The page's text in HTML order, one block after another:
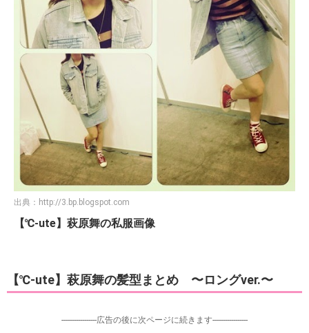
出典： http://3.bp.blogspot.com
【℃-ute】萩原舞の私服画像
【℃-ute】萩原舞の髪型まとめ 〜ロングver.〜
-----------------広告の後に次ページに続きます-----------------